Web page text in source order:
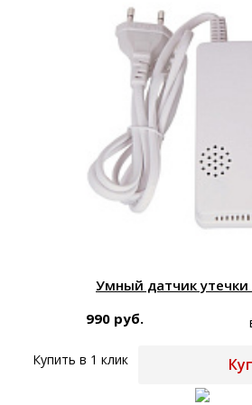
Умный датчик утечки
990 руб.
Купить в 1 клик